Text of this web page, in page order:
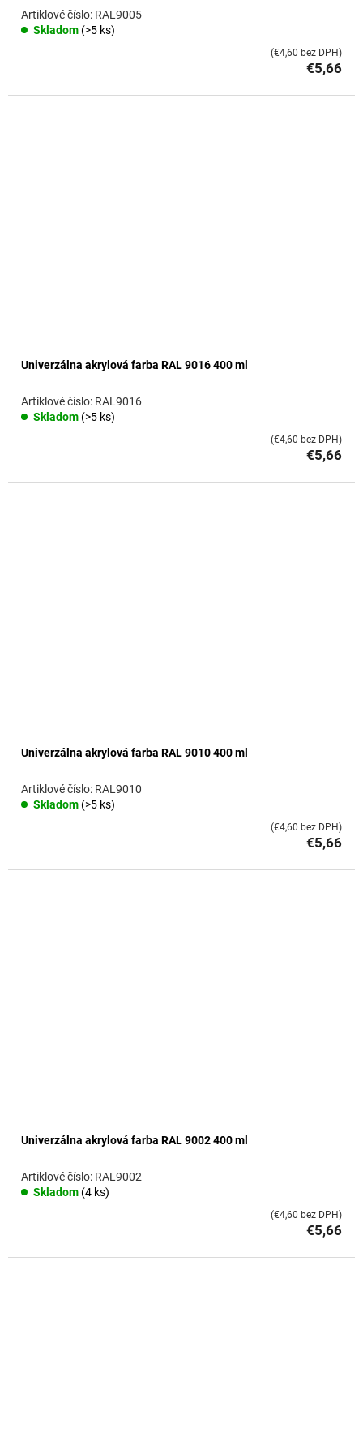
Skladom (>5 ks)
RAL9005
€5,66
(€4,60 bez DPH)
Univerzálna akrylová farba RAL 9016 400 ml
Skladom (>5 ks)
RAL9016
€5,66
(€4,60 bez DPH)
Univerzálna akrylová farba RAL 9010 400 ml
Skladom (>5 ks)
RAL9010
€5,66
(€4,60 bez DPH)
Univerzálna akrylová farba RAL 9002 400 ml
Skladom (4 ks)
RAL9002
€5,66
(€4,60 bez DPH)